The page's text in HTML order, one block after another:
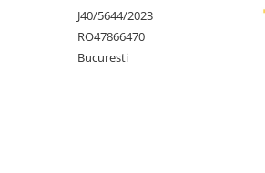
J40/5644/2023
RO47866470
Bucuresti